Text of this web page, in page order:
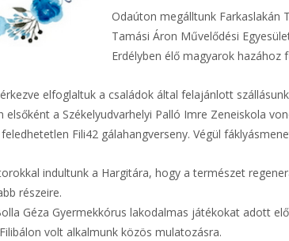
Odaúton megálltunk Farkaslakán
Tamási Áron Művelődési
Erdélyben élő magyarok hazához
elfoglaltuk a családok által felajánlott
elsőként a Székelyudvarhelyi Palló Imre Zeneiskola
Fili42 gálahangverseny. Végül
indultunk a Hargitára, hogy a természet
részeire.
Géza Gyermekkórus lakodalmas játékokat adott
volt alkalmunk közös mulatozásra.